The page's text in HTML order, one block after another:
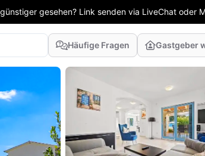
gesehen? Link senden via LiveChat oder
Häufige Fragen Gastgeber